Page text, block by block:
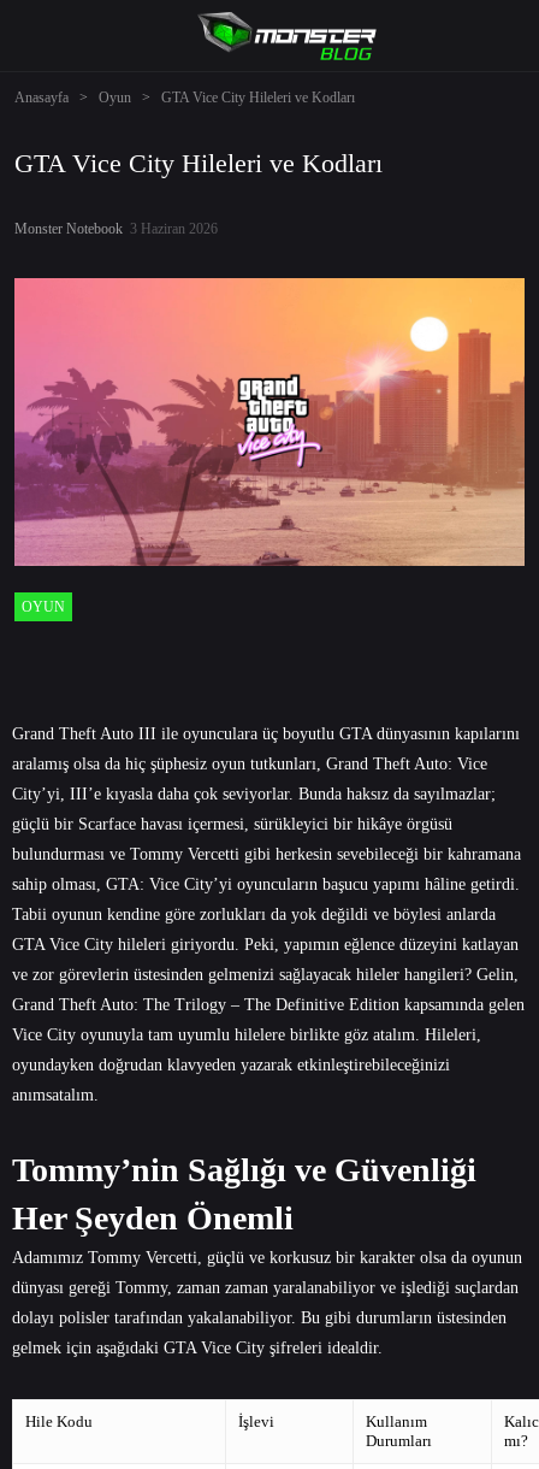
Anasayfa > Oyun > GTA Vice City Hileleri ve Kodları
GTA Vice City Hileleri ve Kodları
Monster Notebook 3 Haziran 2026
OYUN
Grand Theft Auto III ile oyunculara üç boyutlu GTA dünyasının kapılarını
aralamış olsa da hiç şüphesiz oyun tutkunları, Grand Theft Auto: Vice
City’yi, III’e kıyasla daha çok seviyorlar. Bunda haksız da sayılmazlar;
güçlü bir Scarface havası içermesi, sürükleyici bir hikâye örgüsü
bulundurması ve Tommy Vercetti gibi herkesin sevebileceği bir kahramana
sahip olması, GTA: Vice City’yi oyuncuların başucu yapımı hâline getirdi.
Tabii oyunun kendine göre zorlukları da yok değildi ve böylesi anlarda
GTA Vice City hileleri giriyordu. Peki, yapımın eğlence düzeyini katlayan
ve zor görevlerin üstesinden gelmenizi sağlayacak hileler hangileri? Gelin,
Grand Theft Auto: The Trilogy – The Definitive Edition kapsamında gelen
Vice City oyunuyla tam uyumlu hilelere birlikte göz atalım. Hileleri,
oyundayken doğrudan klavyeden yazarak etkinleştirebileceğinizi
anımsatalım.
Tommy’nin Sağlığı ve Güvenliği
Her Şeyden Önemli
Adamımız Tommy Vercetti, güçlü ve korkusuz bir karakter olsa da oyunun
dünyası gereği Tommy, zaman zaman yaralanabiliyor ve işlediği suçlardan
dolayı polisler tarafından yakalanabiliyor. Bu gibi durumların üstesinden
gelmek için aşağıdaki GTA Vice City şifreleri idealdir.
Hile Kodu İşlevi
Kullanım
Durumları
mı?